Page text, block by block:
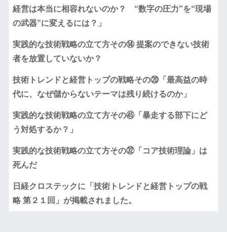
経営は本当に相容れないのか？ “数字の圧力”を“現場
の武器”に変えるには？」
実践的な技術戦略の立て方その⑭ 提案のできない技術
者を放置していないか？
技術トレンドと経営トップの戦略その⑳「最高益の時
代に、なぜ儲からないテーマは残り続けるのか」
実践的な技術戦略の立て方その㊺「暴走する部下にど
う対処するか？」
実践的な技術戦略の立て方その㉜「コア技術理論」は
死んだ
日経クロステックに「技術トレンドと経営トップの戦
略 第２１回」が掲載されました。